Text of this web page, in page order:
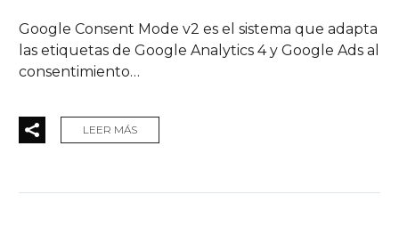
Google Consent Mode v2 es el sistema que adapta
las etiquetas de Google Analytics 4 y Google Ads al
consentimiento…
LEER MÁS